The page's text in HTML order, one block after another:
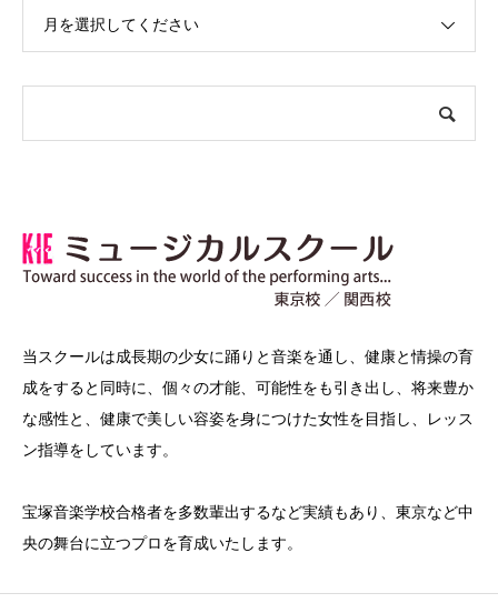
月を選択してください
当スクールは成長期の少女に踊りと音楽を通し、健康と情操の育
成をすると同時に、個々の才能、可能性をも引き出し、将来豊か
な感性と、健康で美しい容姿を身につけた女性を目指し、レッス
ン指導をしています。
宝塚音楽学校合格者を多数輩出するなど実績もあり、東京など中
央の舞台に立つプロを育成いたします。